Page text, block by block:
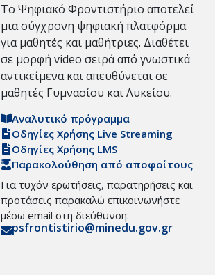
Το Ψηφιακό Φροντιστήριο αποτελεί
μια σύγχρονη ψηφιακή πλατφόρμα
για μαθητές και μαθήτριες. Διαθέτει
σε μορφή video σειρά από γνωστικά
αντικείμενα και απευθύνεται σε
μαθητές Γυμνασίου και Λυκείου.
Αναλυτικό πρόγραμμα
Οδηγίες Χρήσης Live Streaming
Οδηγίες Χρήσης LMS
Παρακολούθηση από αποφοίτους
Για τυχόν ερωτήσεις, παρατηρήσεις και
προτάσεις παρακαλώ επικοινωνήστε
μέσω email στη διεύθυνση:
psfrontistirio@minedu.gov.gr